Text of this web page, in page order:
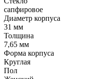
сапфировое
Диаметр корпуса
31 мм
Толщина
7,65 мм
Форма корпуса
Круглая
Пол